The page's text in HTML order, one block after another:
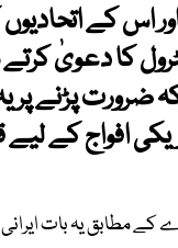
اس کے اتحادیوں
کا دعویٰ
ضرورت پڑنے پر
افواج کے
کے مطابق یہ بات